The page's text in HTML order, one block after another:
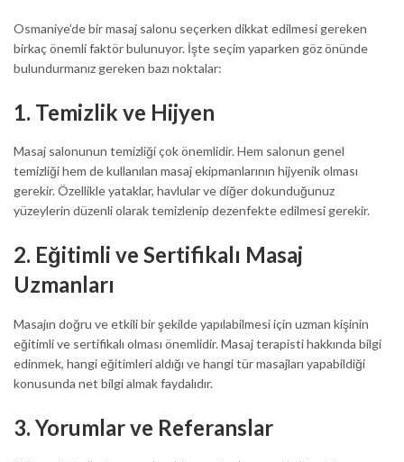
Osmaniye’de bir masaj salonu seçerken dikkat edilmesi gereken
birkaç önemli faktör bulunuyor. İşte seçim yaparken göz önünde
bulundurmanız gereken bazı noktalar:
1. Temizlik ve Hijyen
Masaj salonunun temizliği çok önemlidir. Hem salonun genel
temizliği hem de kullanılan masaj ekipmanlarının hijyenik olması
gerekir. Özellikle yataklar, havlular ve diğer dokunduğunuz
yüzeylerin düzenli olarak temizlenip dezenfekte edilmesi gerekir.
2. Eğitimli ve Sertifikalı Masaj
Uzmanları
Masajın doğru ve etkili bir şekilde yapılabilmesi için uzman kişinin
eğitimli ve sertifikalı olması önemlidir. Masaj terapisti hakkında bilgi
edinmek, hangi eğitimleri aldığı ve hangi tür masajları yapabildiği
konusunda net bilgi almak faydalıdır.
3. Yorumlar ve Referanslar